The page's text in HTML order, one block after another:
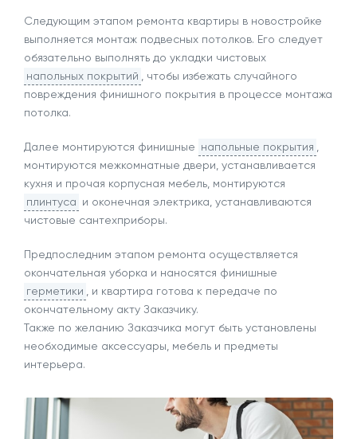
Следующим этапом ремонта квартиры в новостройке
выполняется монтаж подвесных потолков. Его следует
обязательно выполнять до укладки чистовых
напольных покрытий , чтобы избежать случайного
повреждения финишного покрытия в процессе монтажа
потолка.
Далее монтируются финишные напольные покрытия ,
монтируются межкомнатные двери, устанавливается
кухня и прочая корпусная мебель, монтируются
плинтуса и оконечная электрика, устанавливаются
чистовые сантехприборы.
Предпоследним этапом ремонта осуществляется
окончательная уборка и наносятся финишные
герметики , и квартира готова к передаче по
окончательному акту Заказчику.
Также по желанию Заказчика могут быть установлены
необходимые аксессуары, мебель и предметы
интерьера.